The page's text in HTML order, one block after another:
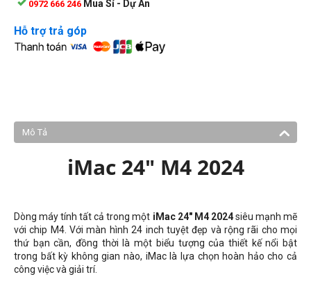
0972 666 246 Mua Sỉ - Dự Án
Hỗ trợ trả góp
Mô Tả
iMac 24" M4 2024
Dòng máy tính tất cả trong một iMac 24" M4 2024siêu mạnh mẽ
với chip M4. Với màn hình 24 inch tuyệt đẹp và rộng rãi cho mọi
thứ bạn cần, đồng thời là một biểu tượng của thiết kế nổi bật
trong bất kỳ không gian nào, iMac là lựa chọn hoàn hảo cho cả
công việc và giải trí.